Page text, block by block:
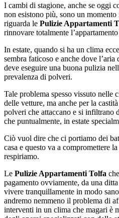
I cambi di stagione, anche se oggi
non esistono più, sono un
riguarda le Pulizie Appartamenti
rinnovare totalmente
In estate, quando si ha un clima
sembra faticoso e anche dove
deve eseguire una buona pulizia
prevalenza di polveri.
Tale problema spesso vissuto nelle
delle vetture, ma anche per la
polveri che attaccano e si infiltrano
che puntualmente, in estate
Ciò vuol dire che ci portiamo dei
casa e questo va a compromettere
respiriamo.
Le Pulizie Appartamenti Tolfa
pagamento ovviamente, da una
vivere tranquillamente in modo
andremo nemmeno il problema di
interventi in un clima che magari è